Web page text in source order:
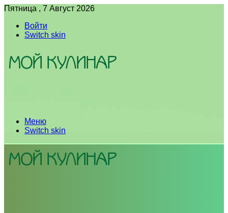
Пятница , 7 Август 2026
Войти
Switch skin
Меню
Switch skin